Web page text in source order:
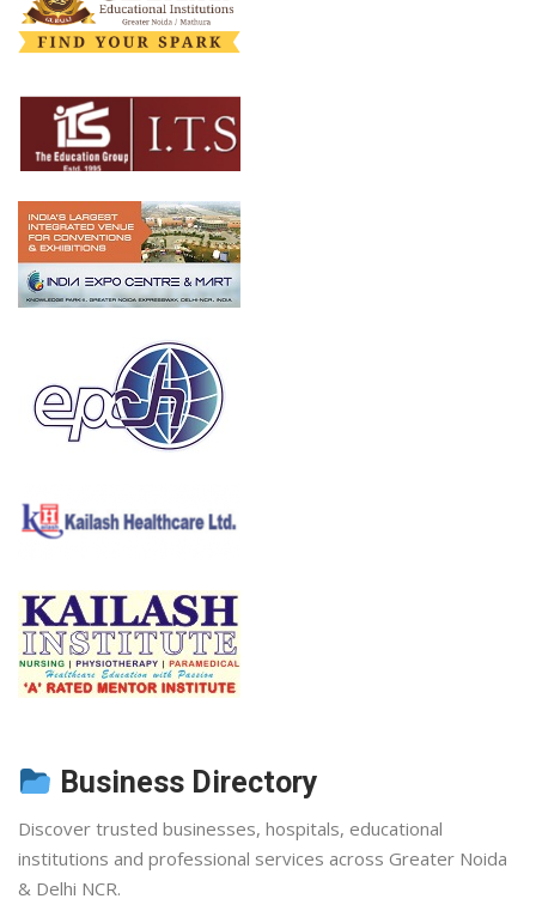
Business Directory
Discover trusted businesses, hospitals, educational
institutions and professional services across Greater Noida
& Delhi NCR.